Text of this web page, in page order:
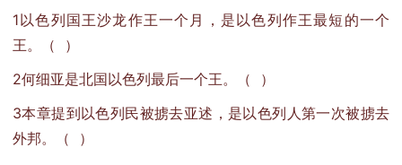
1以色列国王沙龙作王一个月，是以色列作王最短的一个
王。（ ）
2何细亚是北国以色列最后一个王。（ ）
3本章提到以色列民被掳去亚述，是以色列人第一次被掳去
外邦。（ ）